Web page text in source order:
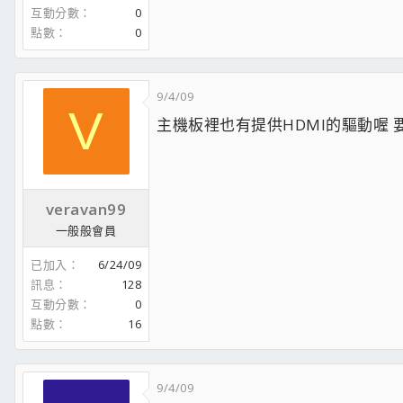
互動分數
0
點數
0
V
veravan99
一般般會員
已加入
6/24/09
訊息
128
互動分數
0
點數
16
9/4/09
主機板裡也有提供HDMI的驅動喔
9/4/09